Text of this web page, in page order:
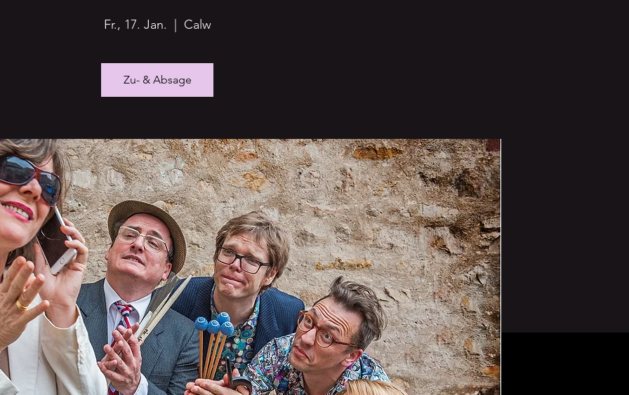
Fr., 17. Jan.
  |
Calw
Zu- & Absage